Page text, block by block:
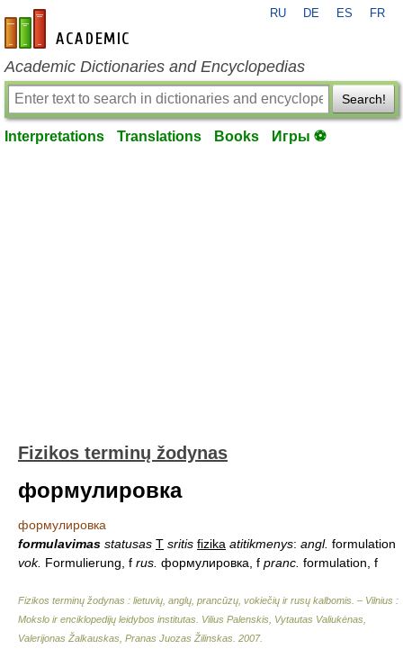
en-academic.com
RU DE ES FR
Academic Dictionaries and Encyclopedias
Search!
Interpretations Translations Books Игры ⚽
Fizikos terminų žodynas
формулировка
формулировка
formulavimas statusas T sritis fizika atitikmenys: angl. formulation
vok. Formulierung, f rus. формулировка, f pranc. formulation, f
Fizikos terminų žodynas : lietuvių, anglų, prancūzų, vokiečių ir rusų kalbomis. – Vilnius :
Mokslo ir enciklopedijų leidybos institutas Vilius Palenskis, Vytautas Valiukėnas,
Valerijonas Žalkauskas, Pranas Juozas Žilinskas 2007.